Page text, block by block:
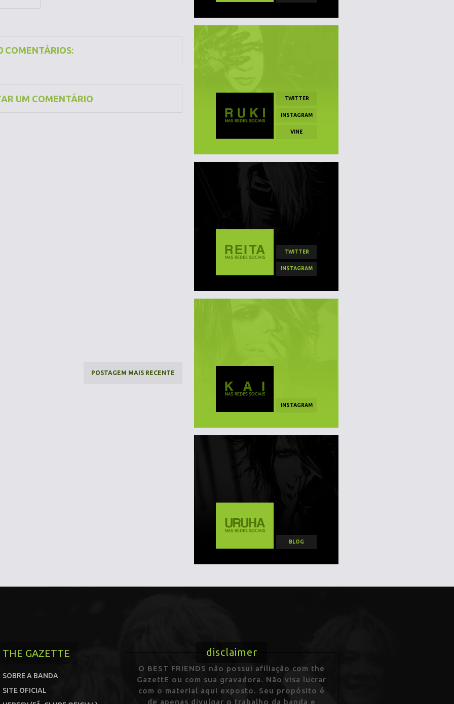
COMENTÁRIOS:
UM COMENTÁRIO
POSTAGEM MAIS RECENTE
TWITTER
INSTAGRAM
VINE
TWITTER
INSTAGRAM
INSTAGRAM
BLOG
THE GAZETTE
SOBRE A BANDA
SITE OFICIAL
disclaimer
O BEST FRIENDS não possui afiliação com the
GazettE ou com sua gravadora. Não visa lucrar
com o material aqui exposto. Seu propósito é
de apenas divulgar o trabalho da banda e